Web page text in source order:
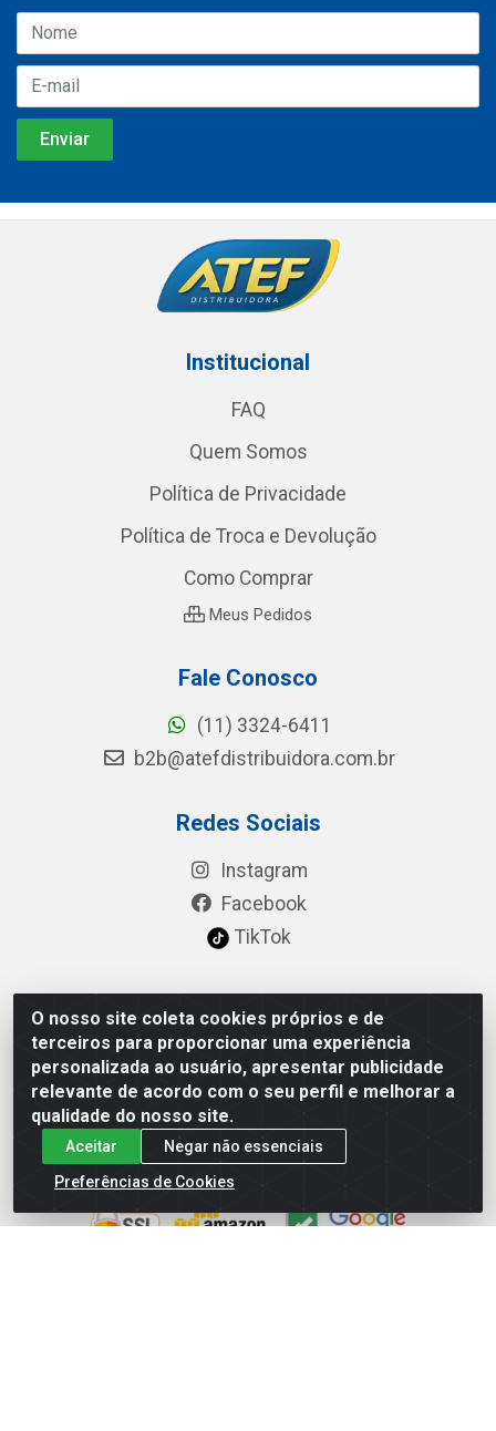
O nosso site coleta cookies próprios e de
terceiros para proporcionar uma experiência
personalizada ao usuário, apresentar publicidade
relevante de acordo com o seu perfil e melhorar a
qualidade do nosso site.
Aceitar
Negar não essenciais
Preferências de Cookies
Institucional
FAQ
Quem Somos
Política de Privacidade
Política de Troca e Devolução
Como Comprar
Meus Pedidos
Fale Conosco
(11) 3324-6411
b2b@atefdistribuidora.com.br
Redes Sociais
Instagram
Facebook
TikTok
Baixe já nosso APP
Site Seguro